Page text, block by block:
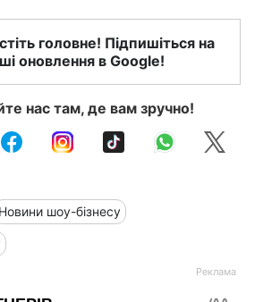
головне! Підпишіться на
оновлення в Google!
нас там, де вам зручно!
Новини шоу-бізнесу